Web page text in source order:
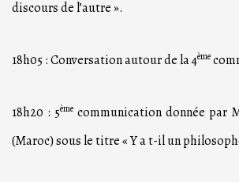
discours de l’autre ».
18h05 : Conversation autour de la 4ème
18h20 : 5ème communication donnée par
(Maroc) sous le titre « Y a t-il un